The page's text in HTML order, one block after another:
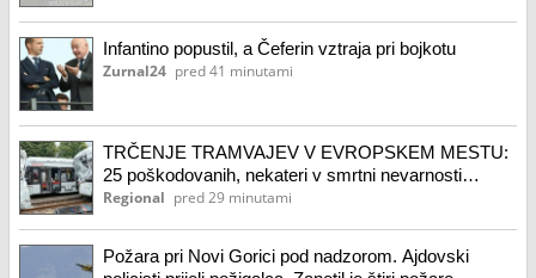
Infantino popustil, a Čeferin vztraja pri bojkotu
Zurnal24 pred 41 minutami
TRČENJE TRAMVAJEV V EVROPSKEM MESTU:
25 poškodovanih, nekateri v smrtni nevarnosti
(FOTO, VIDEO)
Regional pred 29 minutami
Požara pri Novi Gorici pod nadzorom. Ajdovski